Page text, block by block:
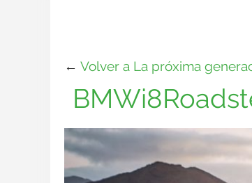
← Volver a La próxima